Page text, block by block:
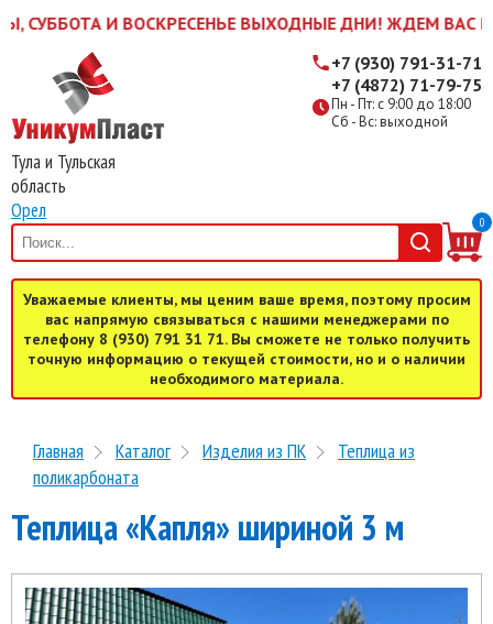
И ВОСКРЕСЕНЬЕ ВЫХОДНЫЕ ДНИ! ЖДЕМ ВАС В
Тула и Тульская
область
Орел
Пн - Пт: с 9:00 до 18:00
Сб - Вс: выходной
+7 (930) 791-31-71
+7 (4872) 71-79-75
0
Уважаемые клиенты, мы ценим ваше время, поэтому просим
вас напрямую связываться с нашими менеджерами по
телефону 8 (930) 791 31 71. Вы сможете не только получить
точную информацию о текущей стоимости, но и о наличии
необходимого материала.
Главная Каталог Изделия из ПК
Теплица из
поликарбоната
Теплица «Капля» шириной 3 м